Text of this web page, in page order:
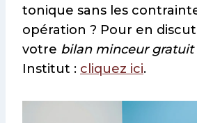
tonique sans les
opération ? Pour en
votre bilan minceur gratuit
Institut : cliquez ici.